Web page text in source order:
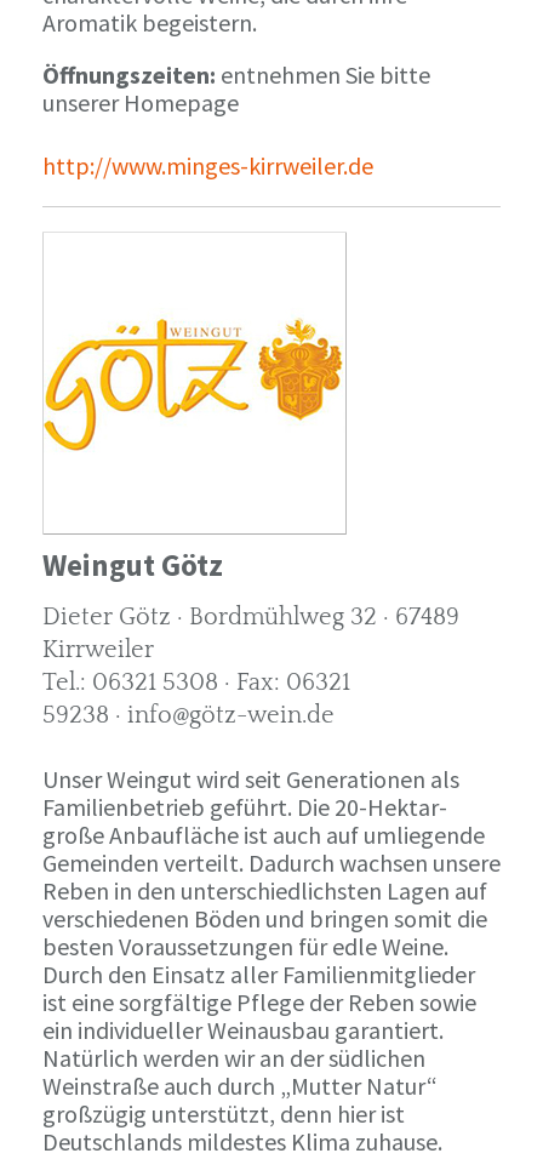
Aromatik begeistern.
Öffnungszeiten: entnehmen Sie bitte
unserer Homepage
http://www.minges-kirrweiler.de
Weingut Götz
Dieter Götz · Bordmühlweg 32 · 67489
Kirrweiler
Tel.: 06321 5308 · Fax: 06321
59238 · info@götz-wein.de
Unser Weingut wird seit Generationen als
Familienbetrieb geführt. Die 20-Hektar-
große Anbaufläche ist auch auf umliegende
Gemeinden verteilt. Dadurch wachsen unsere
Reben in den unterschiedlichsten Lagen auf
verschiedenen Böden und bringen somit die
besten Voraussetzungen für edle Weine.
Durch den Einsatz aller Familienmitglieder
ist eine sorgfältige Pflege der Reben sowie
ein individueller Weinausbau garantiert.
Natürlich werden wir an der südlichen
Weinstraße auch durch „Mutter Natur“
großzügig unterstützt, denn hier ist
Deutschlands mildestes Klima zuhause.